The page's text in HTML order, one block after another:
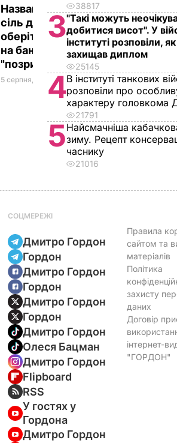
Названа найкраща
сіль для консервації,
оберіть її – і кришки
на банках не
"позриває"
5 серпня, 19.25 БУЛЬВАР
кажуть, що
важка
знаю, що
їхати
5 серпня, 17.43
38817
3"Такі можуть
добитися висот". У
інституті розповіли,
захищав диплом
25145
4В інституті танкових
розповіли про
характеру головкома
21791
5Найсмачніша
зиму. Рецепт
часнику
21016
СОЦМЕРЕЖІ
Дмитро Гордон
Гордон
Дмитро Гордон
Гордон
Дмитро Гордон
Гордон
Дмитро Гордон
Олеся Бацман
Дмитро Гордон
Flipboard
RSS
У гостях у
Гордона
Дмитро Гордон
Правила
сайтом та
матеріалів
Політика
захисту
даних
Договір
інтернет-
"ГОРДОН"